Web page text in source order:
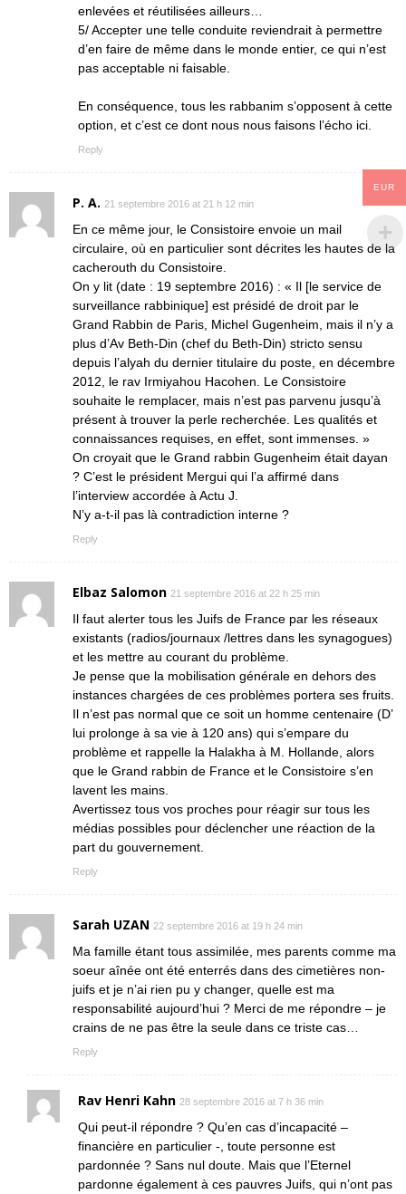
enlevées et réutilisées ailleurs…
5/ Accepter une telle conduite reviendrait à permettre
d’en faire de même dans le monde entier, ce qui n’est
pas acceptable ni faisable.
En conséquence, tous les rabbanim s’opposent à cette
option, et c’est ce dont nous nous faisons l’écho ici.
Reply
P. A. 21 septembre 2016 at 21 h 12 min
En ce même jour, le Consistoire envoie un mail
circulaire, où en particulier sont décrites les hautes de la
cacherouth du Consistoire.
On y lit (date : 19 septembre 2016) : « Il [le service de
surveillance rabbinique] est présidé de droit par le
Grand Rabbin de Paris, Michel Gugenheim, mais il n’y a
plus d’Av Beth-Din (chef du Beth-Din) stricto sensu
depuis l’alyah du dernier titulaire du poste, en décembre
2012, le rav Irmiyahou Hacohen. Le Consistoire
souhaite le remplacer, mais n’est pas parvenu jusqu’à
présent à trouver la perle recherchée. Les qualités et
connaissances requises, en effet, sont immenses. »
On croyait que le Grand rabbin Gugenheim était dayan
? C’est le président Mergui qui l’a affirmé dans
l’interview accordée à Actu J.
N’y a-t-il pas là contradiction interne ?
Reply
Elbaz Salomon 21 septembre 2016 at 22 h 25 min
Il faut alerter tous les Juifs de France par les réseaux
existants (radios/journaux /lettres dans les synagogues)
et les mettre au courant du problème.
Je pense que la mobilisation générale en dehors des
instances chargées de ces problèmes portera ses fruits.
Il n’est pas normal que ce soit un homme centenaire (D’
lui prolonge à sa vie à 120 ans) qui s’empare du
problème et rappelle la Halakha à M. Hollande, alors
que le Grand rabbin de France et le Consistoire s’en
lavent les mains.
Avertissez tous vos proches pour réagir sur tous les
médias possibles pour déclencher une réaction de la
part du gouvernement.
Reply
Sarah UZAN 22 septembre 2016 at 19 h 24 min
Ma famille étant tous assimilée, mes parents comme ma
soeur aînée ont été enterrés dans des cimetières non-
juifs et je n’ai rien pu y changer, quelle est ma
responsabilité aujourd’hui ? Merci de me répondre – je
crains de ne pas être la seule dans ce triste cas…
Reply
Rav Henri Kahn 28 septembre 2016 at 7 h 36 min
Qui peut-il répondre ? Qu’en cas d’incapacité –
financière en particulier -, toute personne est
pardonnée ? Sans nul doute. Mais que l’Eternel
pardonne également à ces pauvres Juifs, qui n’ont pas
EUR